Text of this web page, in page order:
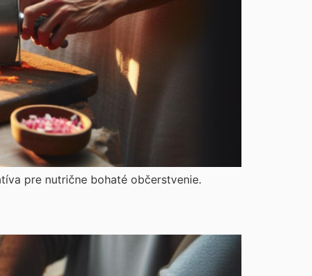
pre nutrične bohaté občerstvenie.